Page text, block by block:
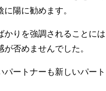
陽に勧めます。
かりを強調されることには
否めませんでした。
ートナーも新しいパート